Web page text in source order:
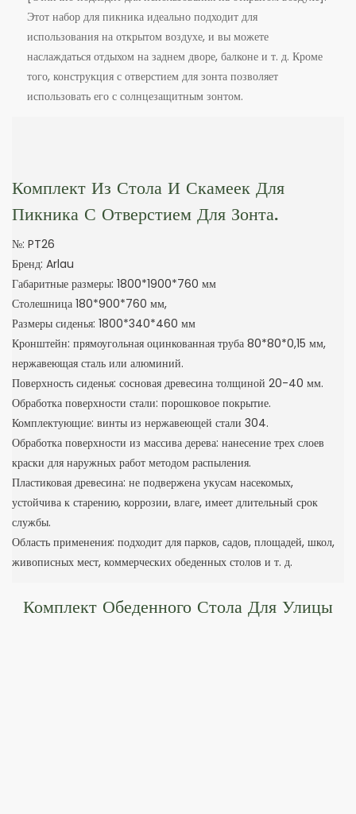
Этот набор для пикника идеально подходит для
использования на открытом воздухе, и вы можете
наслаждаться отдыхом на заднем дворе, балконе и т. д. Кроме
того, конструкция с отверстием для зонта позволяет
использовать его с солнцезащитным зонтом.
Комплект Из Стола И Скамеек Для
Пикника С Отверстием Для Зонта.
№: PT26
Бренд: Arlau
Габаритные размеры: 1800*1900*760 мм
Столешница 180*900*760 мм,
Размеры сиденья: 1800*340*460 мм
Кронштейн: прямоугольная оцинкованная труба 80*80*0,15 мм,
нержавеющая сталь или алюминий.
Поверхность сиденья: сосновая древесина толщиной 20-40 мм.
Обработка поверхности стали: порошковое покрытие.
Комплектующие: винты из нержавеющей стали 304.
Обработка поверхности из массива дерева: нанесение трех слоев
краски для наружных работ методом распыления.
Пластиковая древесина: не подвержена укусам насекомых,
устойчива к старению, коррозии, влаге, имеет длительный срок
службы.
Область применения: подходит для парков, садов, площадей, школ,
живописных мест, коммерческих обеденных столов и т. д.
Комплект Обеденного Стола Для Улицы